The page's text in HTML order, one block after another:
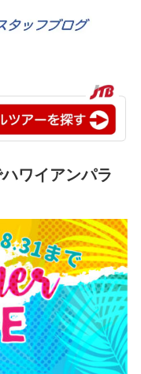
ワイアンパラ